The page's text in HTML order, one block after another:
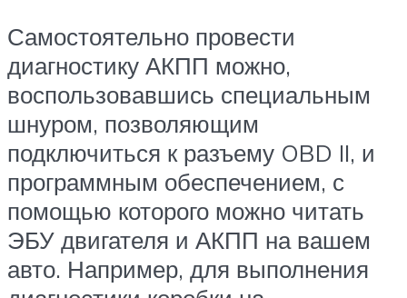
Самостоятельно провести
диагностику АКПП можно,
воспользовавшись специальным
шнуром, позволяющим
подключиться к разъему OBD II, и
программным обеспечением, с
помощью которого можно читать
ЭБУ двигателя и АКПП на вашем
авто. Например, для выполнения